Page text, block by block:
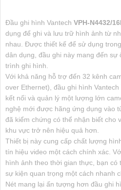
Đầu ghi hình Vantech VPH-N4432/
dụng để ghi và lưu trữ hình ảnh từ
nhau. Được thiết kế để sử dụng
dân dụng, đầu ghi này mang đến sự
trình ghi hình.
Với khả năng hỗ trợ đến 32 kênh
over Ethernet), đầu ghi hình Vantech
kết nối và quản lý một lượng lớn
nghệ mới được hãng ứng dụng vào
đã kiểm chứng có thể nhận biết cho
khu vực trở nên hiệu quả hơn.
Thiết bị này cung cấp chất lượng
tín hiệu video một cách chính xác.
hình ảnh theo thời gian thực, bạn có
sự kiện quan trọng một cách nhanh
Nét mang lại ấn tượng hơn đầu ghi